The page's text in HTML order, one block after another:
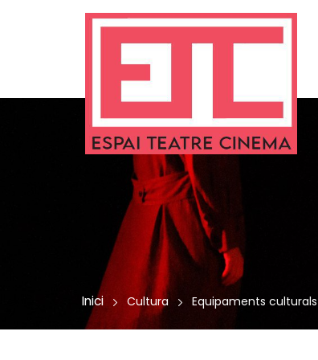
al contingut
la navegació
de contacte
Inici Cultura Equipaments culturals